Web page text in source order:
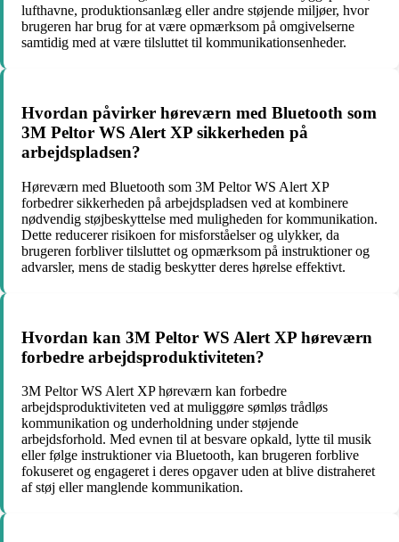
lufthavne, produktionsanlæg eller andre støjende miljøer, hvor
brugeren har brug for at være opmærksom på omgivelserne
samtidig med at være tilsluttet til kommunikationsenheder.
Hvordan påvirker høreværn med Bluetooth som
3M Peltor WS Alert XP sikkerheden på
arbejdspladsen?
Høreværn med Bluetooth som 3M Peltor WS Alert XP
forbedrer sikkerheden på arbejdspladsen ved at kombinere
nødvendig støjbeskyttelse med muligheden for kommunikation.
Dette reducerer risikoen for misforståelser og ulykker, da
brugeren forbliver tilsluttet og opmærksom på instruktioner og
advarsler, mens de stadig beskytter deres hørelse effektivt.
Hvordan kan 3M Peltor WS Alert XP høreværn
forbedre arbejdsproduktiviteten?
3M Peltor WS Alert XP høreværn kan forbedre
arbejdsproduktiviteten ved at muliggøre sømløs trådløs
kommunikation og underholdning under støjende
arbejdsforhold. Med evnen til at besvare opkald, lytte til musik
eller følge instruktioner via Bluetooth, kan brugeren forblive
fokuseret og engageret i deres opgaver uden at blive distraheret
af støj eller manglende kommunikation.